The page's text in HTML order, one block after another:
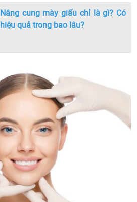
Nâng cung mày giấu chỉ là gì? Có
hiệu quả trong bao lâu?